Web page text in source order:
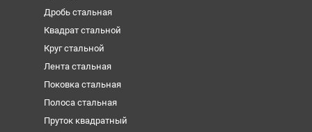
Дробь стальная
Квадрат стальной
Круг стальной
Лента стальная
Поковка стальная
Полоса стальная
Пруток квадратный